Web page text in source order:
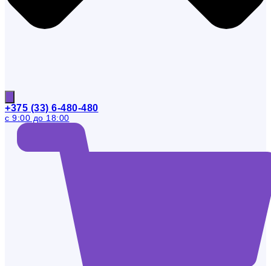
+375 (33) 6-480-480
с 9:00 до 18:00